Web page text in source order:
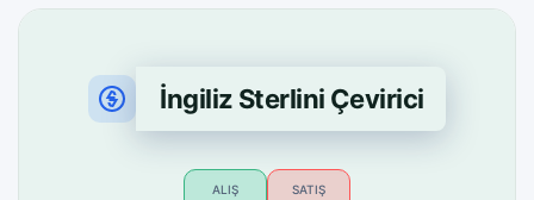
İngiliz Sterlini Çevirici
ALIŞ SATIŞ